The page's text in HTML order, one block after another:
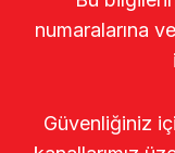
numaralarına
Güvenliğiniz